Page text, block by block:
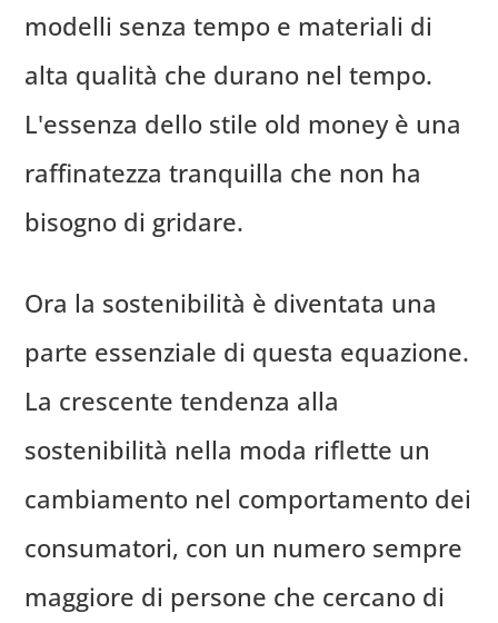
modelli senza tempo e materiali di
alta qualità che durano nel tempo.
L'essenza dello stile old money è una
raffinatezza tranquilla che non ha
bisogno di gridare.
Ora la sostenibilità è diventata una
parte essenziale di questa equazione.
La crescente tendenza alla
sostenibilità nella moda riflette un
cambiamento nel comportamento dei
consumatori, con un numero sempre
maggiore di persone che cercano di